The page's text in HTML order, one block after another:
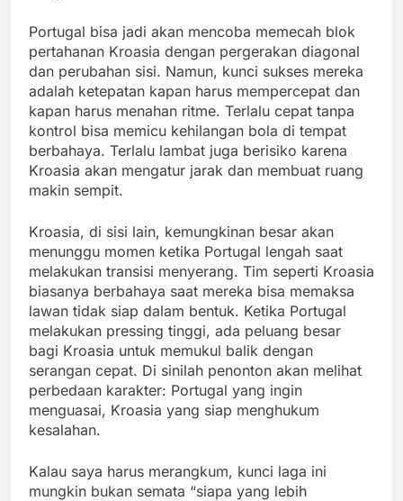
Portugal bisa jadi akan mencoba memecah blok
pertahanan Kroasia dengan pergerakan diagonal
dan perubahan sisi. Namun, kunci sukses mereka
adalah ketepatan kapan harus mempercepat dan
kapan harus menahan ritme. Terlalu cepat tanpa
kontrol bisa memicu kehilangan bola di tempat
berbahaya. Terlalu lambat juga berisiko karena
Kroasia akan mengatur jarak dan membuat ruang
makin sempit.
Kroasia, di sisi lain, kemungkinan besar akan
menunggu momen ketika Portugal lengah saat
melakukan transisi menyerang. Tim seperti Kroasia
biasanya berbahaya saat mereka bisa memaksa
lawan tidak siap dalam bentuk. Ketika Portugal
melakukan pressing tinggi, ada peluang besar
bagi Kroasia untuk memukul balik dengan
serangan cepat. Di sinilah penonton akan melihat
perbedaan karakter: Portugal yang ingin
menguasai, Kroasia yang siap menghukum
kesalahan.
Kalau saya harus merangkum, kunci laga ini
mungkin bukan semata “siapa yang lebih